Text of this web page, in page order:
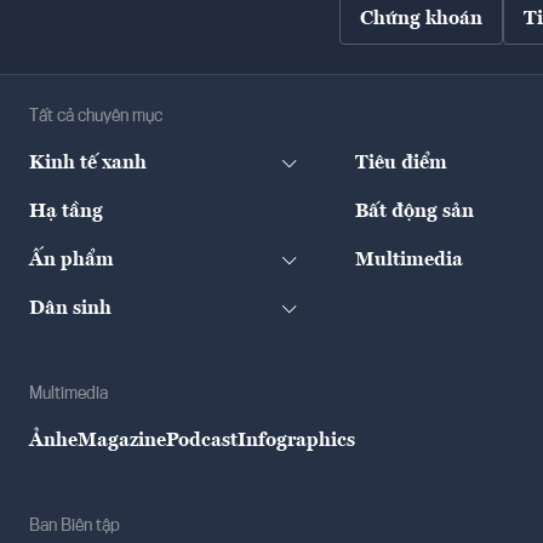
Chứng khoán
Tất cả chuyên mục
Kinh tế xanh Tiêu điểm
Hạ tầng Bất động sản
Ấn phẩm Multimedia
Dân sinh
Multimedia
ẢnheMagazinePodcastInfographics
Ban Biên tập